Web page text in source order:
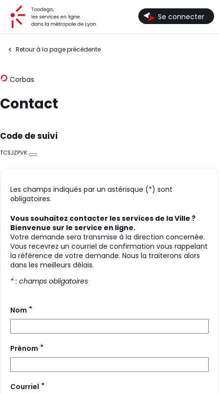
Se connecter
Retour à la page précédente
Corbas
Contact
Code de suivi
TCSJZPVK
Copier
Les champs indiqués par un astérisque (*) sont
obligatoires.
Vous souhaitez contacter les services de la Ville ?
Bienvenue sur le service en ligne.
Votre demande sera transmise à la direction concernée.
Vous recevrez un courriel de confirmation vous rappelant
la référence de votre demande. Nous la traiterons alors
dans les meilleurs délais.
* : champs obligatoires
Nom *
Prénom *
Courriel *